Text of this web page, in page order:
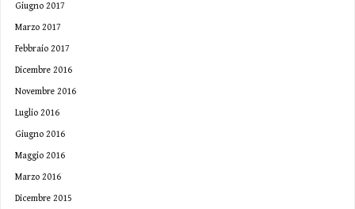
Giugno 2017
Marzo 2017
Febbraio 2017
Dicembre 2016
Novembre 2016
Luglio 2016
Giugno 2016
Maggio 2016
Marzo 2016
Dicembre 2015